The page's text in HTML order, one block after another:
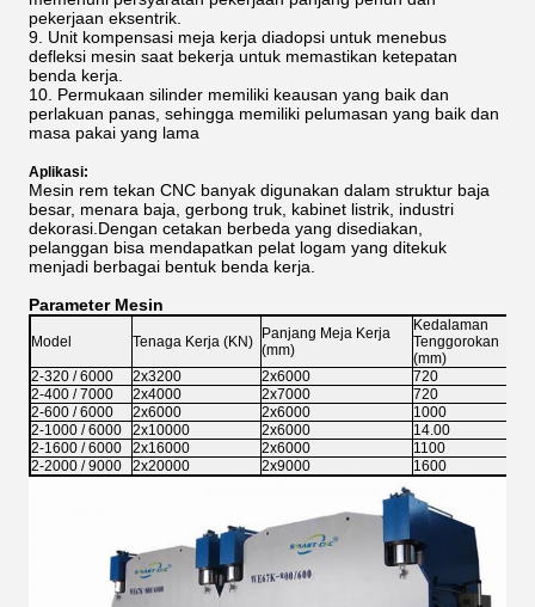
pekerjaan eksentrik.
9. Unit kompensasi meja kerja diadopsi untuk menebus
defleksi mesin saat bekerja untuk memastikan ketepatan
benda kerja.
10. Permukaan silinder memiliki keausan yang baik dan
perlakuan panas, sehingga memiliki pelumasan yang baik dan
masa pakai yang lama
Aplikasi:
Mesin rem tekan CNC banyak digunakan dalam struktur baja
besar, menara baja, gerbong truk, kabinet listrik, industri
dekorasi.Dengan cetakan berbeda yang disediakan,
pelanggan bisa mendapatkan pelat logam yang ditekuk
menjadi berbagai bentuk benda kerja.
Parameter Mesin
Model Tenaga Kerja (KN)
Panjang Meja Kerja
(mm)
Kedalaman
Tenggorokan
(mm)
2-320 / 6000
2x3200 2x6000
720
2-400 / 7000
2x4000 2x7000
720
2-600 / 6000
2x6000 2x6000
1000
2-1000 / 6000
2x10000 2x6000
14.00
2-1600 / 6000
2x16000 2x6000
1100
2-2000 / 9000
2x20000 2x9000 1600